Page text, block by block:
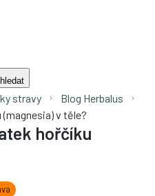
stravy
Blog Herbalus
v těle?
hořčíku